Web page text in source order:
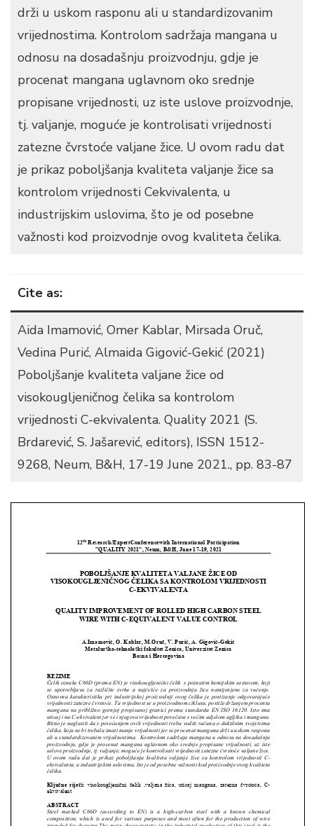
drži u uskom rasponu ali u standardizovanim
vrijednostima. Kontrolom sadržaja mangana u
odnosu na dosadašnju proizvodnju, gdje je
procenat mangana uglavnom oko srednje
propisane vrijednosti, uz iste uslove proizvodnje,
tj. valjanje, moguće je kontrolisati vrijednosti
zatezne čvrstoće valjane žice. U ovom radu dat
je prikaz poboljšanja kvaliteta valjanje žice sa
kontrolom vrijednosti Cekvivalenta, u
industrijskim uslovima, što je od posebne
važnosti kod proizvodnje ovog kvaliteta čelika.
Cite as:
Aida Imamović, Omer Kablar, Mirsada Oruč,
Vedina Purić, Almaida Gigović-Gekić (2021)
Poboljšanje kvaliteta valjane žice od
visokougljeničnog čelika sa kontrolom
vrijednosti C-ekvivalenta. Quality 2021 (S.
Brdarević, S. Jašarević, editors), ISSN 1512-
9268, Neum, B&H, 17-19 June 2021., pp. 83-87